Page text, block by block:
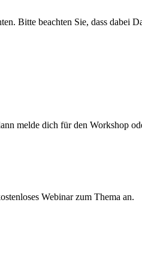
Bitte beachten Sie, dass dabei
melde dich für den Workshop
Webinar zum Thema an.